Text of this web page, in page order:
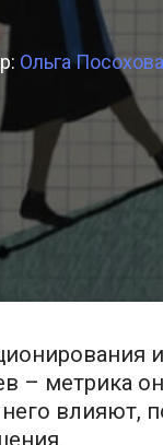
Ольга Посохова
– метрика
влияют,